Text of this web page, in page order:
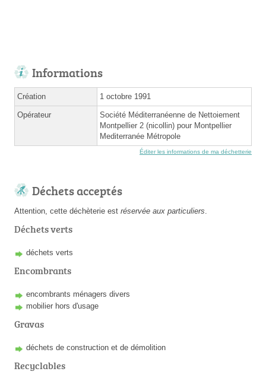
Informations
Création 1 octobre 1991
Opérateur
Société Méditerranéenne de Nettoiement
Montpellier 2 (nicollin) pour Montpellier
Mediterranée Métropole
Éditer les informations de ma déchetterie
Déchets acceptés
Attention, cette déchèterie est réservée aux particuliers
Déchets verts
déchets verts
Encombrants
encombrants ménagers divers
mobilier hors d'usage
Gravas
déchets de construction et de démolition
Recyclables